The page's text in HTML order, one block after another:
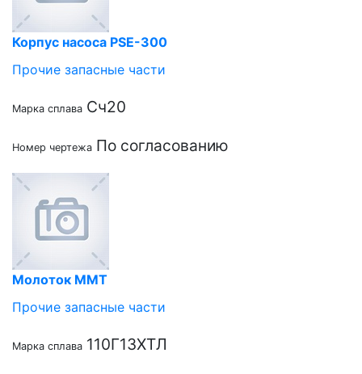
Корпус насоса PSE-300
Прочие запасные части
Марка сплава Сч20
Номер чертежа По согласованию
Молоток ММТ
Прочие запасные части
Марка сплава 110Г13ХТЛ